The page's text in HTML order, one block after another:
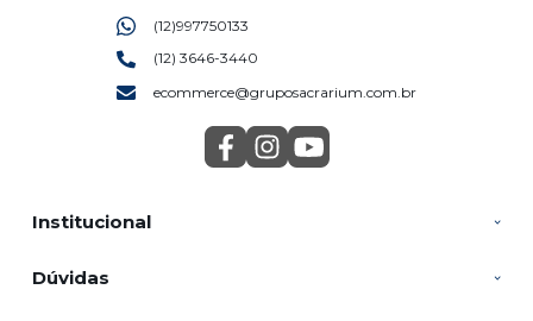
Institucional
Dúvidas
(12)997750133
(12) 3646-3440
ecommerce@gruposacrarium.com.br